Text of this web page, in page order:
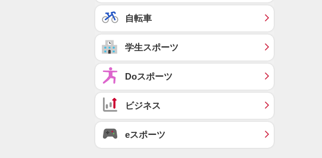
自転車
学生スポーツ
Doスポーツ
ビジネス
eスポーツ